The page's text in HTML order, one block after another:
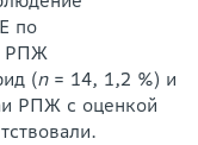
по
РПЖ
(n= 14, 1,2 %) и
РПЖ с оценкой